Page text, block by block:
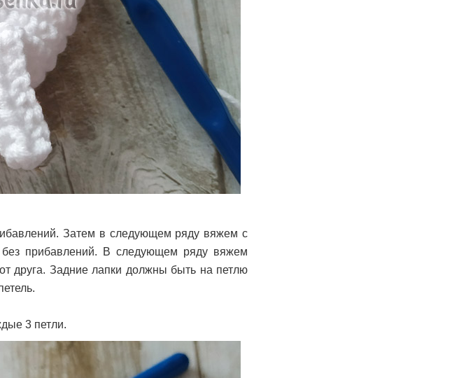
Затем в следующем ряду вяжем с
прибавлений. В следующем ряду вяжем
друга. Задние лапки должны быть на петлю
3 петли.